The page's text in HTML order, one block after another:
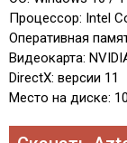
Процессор: Intel
Оперативная
Видеокарта:
DirectX: версии 11
Место на диске: